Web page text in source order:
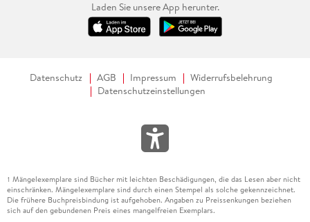
Laden Sie unsere App herunter.
Datenschutz AGB Impressum
Widerrufsbelehrung
Datenschutzeinstellungen
1 Mängelexemplare sind Bücher mit leichten Beschädigungen, die das Lesen aber nicht
einschränken. Mängelexemplare sind durch einen Stempel als solche gekennzeichnet.
Die frühere Buchpreisbindung ist aufgehoben. Angaben zu Preissenkungen beziehen
sich auf den gebundenen Preis eines mangelfreien Exemplars.